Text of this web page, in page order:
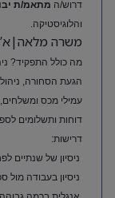
דרוש/ה מתאמ/ת
והלוגיסטיקה.
משרה מלאה|א’-
מה כולל התפקיד?
הגעת הסחורה, ניהול
עמילי מכס ומשלחים,
דוחות ותשלומים
דרישות:
ניסיון של שנתיים
ניסיון בעבודה מול